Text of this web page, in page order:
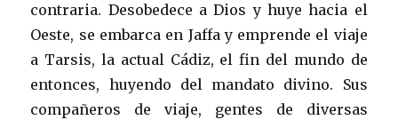
contraria. Desobedece a Dios y huye hacia el
Oeste, se embarca en Jaffa y emprende el viaje
a Tarsis, la actual Cádiz, el fin del mundo de
entonces, huyendo del mandato divino. Sus
compañeros de viaje, gentes de diversas